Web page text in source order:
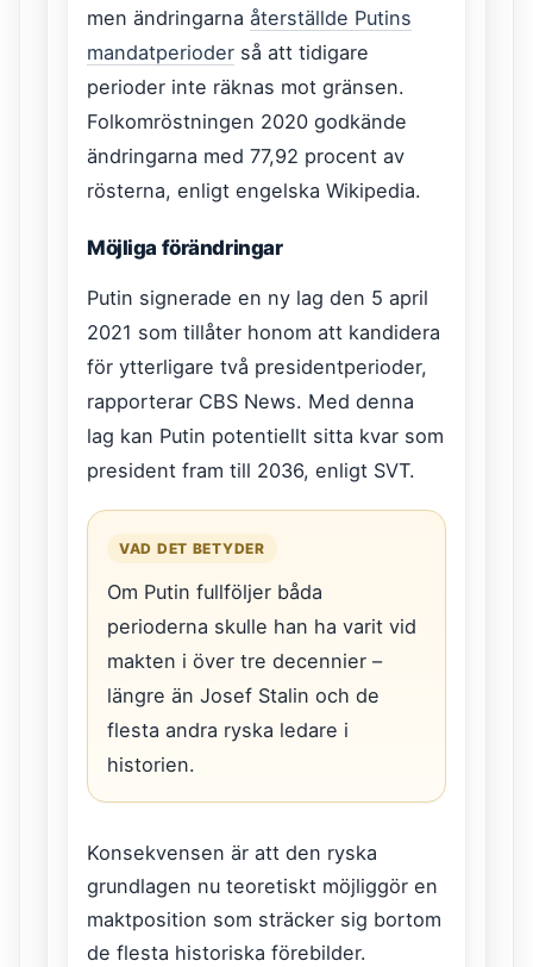
men ändringarna återställde Putins
mandatperioder så att tidigare
perioder inte räknas mot gränsen.
Folkomröstningen 2020 godkände
ändringarna med 77,92 procent av
rösterna, enligt engelska Wikipedia.
Möjliga förändringar
Putin signerade en ny lag den 5 april
2021 som tillåter honom att kandidera
för ytterligare två presidentperioder,
rapporterar CBS News. Med denna
lag kan Putin potentiellt sitta kvar som
president fram till 2036, enligt SVT.
VAD DET BETYDER
Om Putin fullföljer båda
perioderna skulle han ha varit vid
makten i över tre decennier –
längre än Josef Stalin och de
flesta andra ryska ledare i
historien.
Konsekvensen är att den ryska
grundlagen nu teoretiskt möjliggör en
maktposition som sträcker sig bortom
de flesta historiska förebilder.